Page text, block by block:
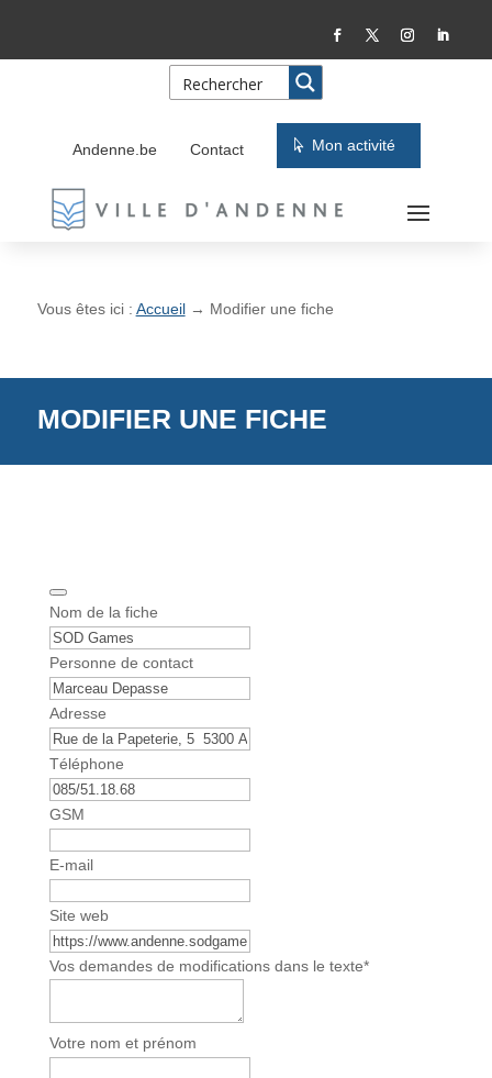
Content
la
Andenne.be Contact Mon activité
Vous êtes ici : Accueil→ Modifier une fiche
MODIFIER UNE FICHE
Nom de la fiche
Personne de contact
Adresse
Téléphone
GSM
C
m
p
a
N
E-mail
Site web
Vos demandes de modifications dans le texte*
Votre nom et prénom